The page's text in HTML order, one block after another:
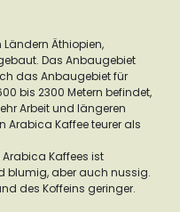
Äthiopien,
Das Anbaugebiet
das Anbaugebiet für
bis 2300 Metern befindet,
Arbeit und längeren
Arabica Kaffee teurer als
Kaffees ist
blumig, aber auch nussig.
des Koffeins geringer.